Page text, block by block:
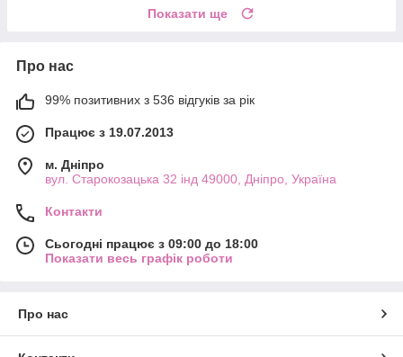
Показати ще
Про нас
99% позитивних з 536 відгуків за рік
Працює з 19.07.2013
м. Дніпро
вул. Старокозацька 32 інд 49000, Дніпро, Україна
Контакти
Сьогодні працює з 09:00 до 18:00
Показати весь графік роботи
Про нас